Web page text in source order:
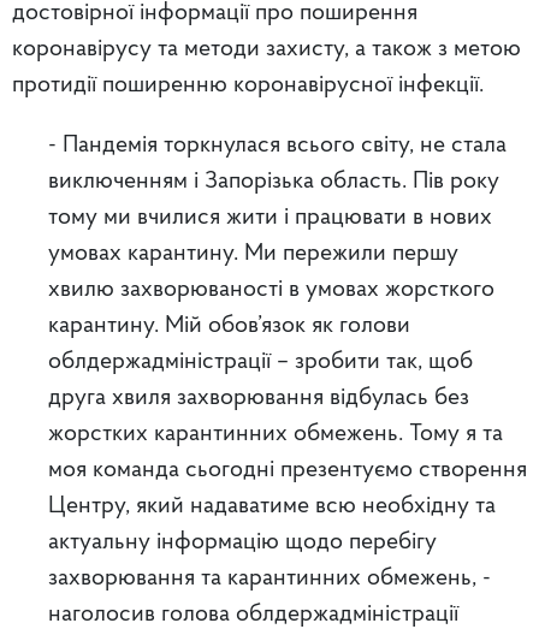
достовірної інформації про поширення
коронавірусу та методи захисту, а також з метою
протидії поширенню коронавірусної інфекції.
- Пандемія торкнулася всього світу, не стала
виключенням і Запорізька область. Пів року
тому ми вчилися жити і працювати в нових
умовах карантину. Ми пережили першу
хвилю захворюваності в умовах жорсткого
карантину. Мій обов’язок як голови
облдержадміністрації – зробити так, щоб
друга хвиля захворювання відбулась без
жорстких карантинних обмежень. Тому я та
моя команда сьогодні презентуємо створення
Центру, який надаватиме всю необхідну та
актуальну інформацію щодо перебігу
захворювання та карантинних обмежень, -
наголосив голова облдержадміністрації